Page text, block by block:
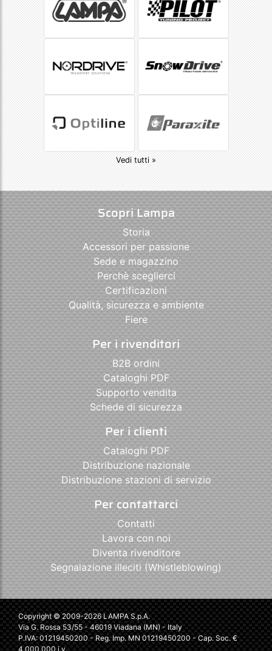
Vedi tutti »
Scopri Lampa
Storia
Accessori per passione
Sede e magazzino
Perchè sceglierci
Certificazioni
Qualità, sicurezza e ambiente
Fiere
Per i rivenditori
B2B ordini
Cataloghi PDF
Supporto vendita
Schede di sicurezza
Per i clienti
Cataloghi PDF
Distribuzione nazionale
Distribuzione stazioni di servizio
Per contattarci
Contatti
Lavora con noi
Diventa rivenditore
Segnalazione illeciti (Whistleblowing)
Copyright © 2009-2026 LAMPA S.p.A.
Via G. Rossa 53/55 - 46019 Viadana (MN) - Italy
P.IVA: 01219450200 - Reg. Imp. MN 01219450200 - Cap. Soc. €
4.000.000 i.v.